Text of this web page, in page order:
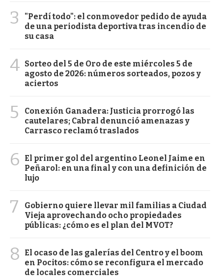
3
"Perdí todo": el conmovedor pedido de ayuda
de una periodista deportiva tras incendio de
su casa
4 Sorteo del 5 de Oro de este miércoles 5 de
agosto de 2026: números sorteados, pozos y
aciertos
5
Conexión Ganadera: Justicia prorrogó las
cautelares; Cabral denunció amenazas y
Carrasco reclamó traslados
6
El primer gol del argentino Leonel Jaime en
Peñarol: en una final y con una definición de
lujo
7
Gobierno quiere llevar mil familias a Ciudad
Vieja aprovechando ocho propiedades
públicas: ¿cómo es el plan del MVOT?
8
El ocaso de las galerías del Centro y el boom
en Pocitos: cómo se reconfigura el mercado
de locales comerciales